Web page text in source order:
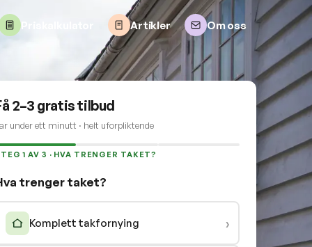
Artikler Om oss
2–3 gratis tilbud
under ett minutt · helt uforpliktende
1 AV 3 · HVA TRENGER TAKET?
trenger taket?
Komplett takfornying ›